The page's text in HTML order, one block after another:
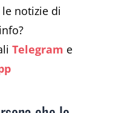
notizie di
Telegram e